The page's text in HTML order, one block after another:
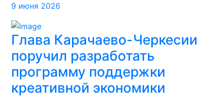
9 июня 2026
Глава Карачаево-Черкесии
поручил разработать
программу поддержки
креативной экономики